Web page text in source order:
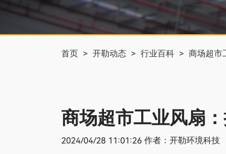
首页 > 开勒动态 > 行业百科 > 商场超市
商场超市工业风扇
2024/04/28 11:01:26 作者：开勒环境科技